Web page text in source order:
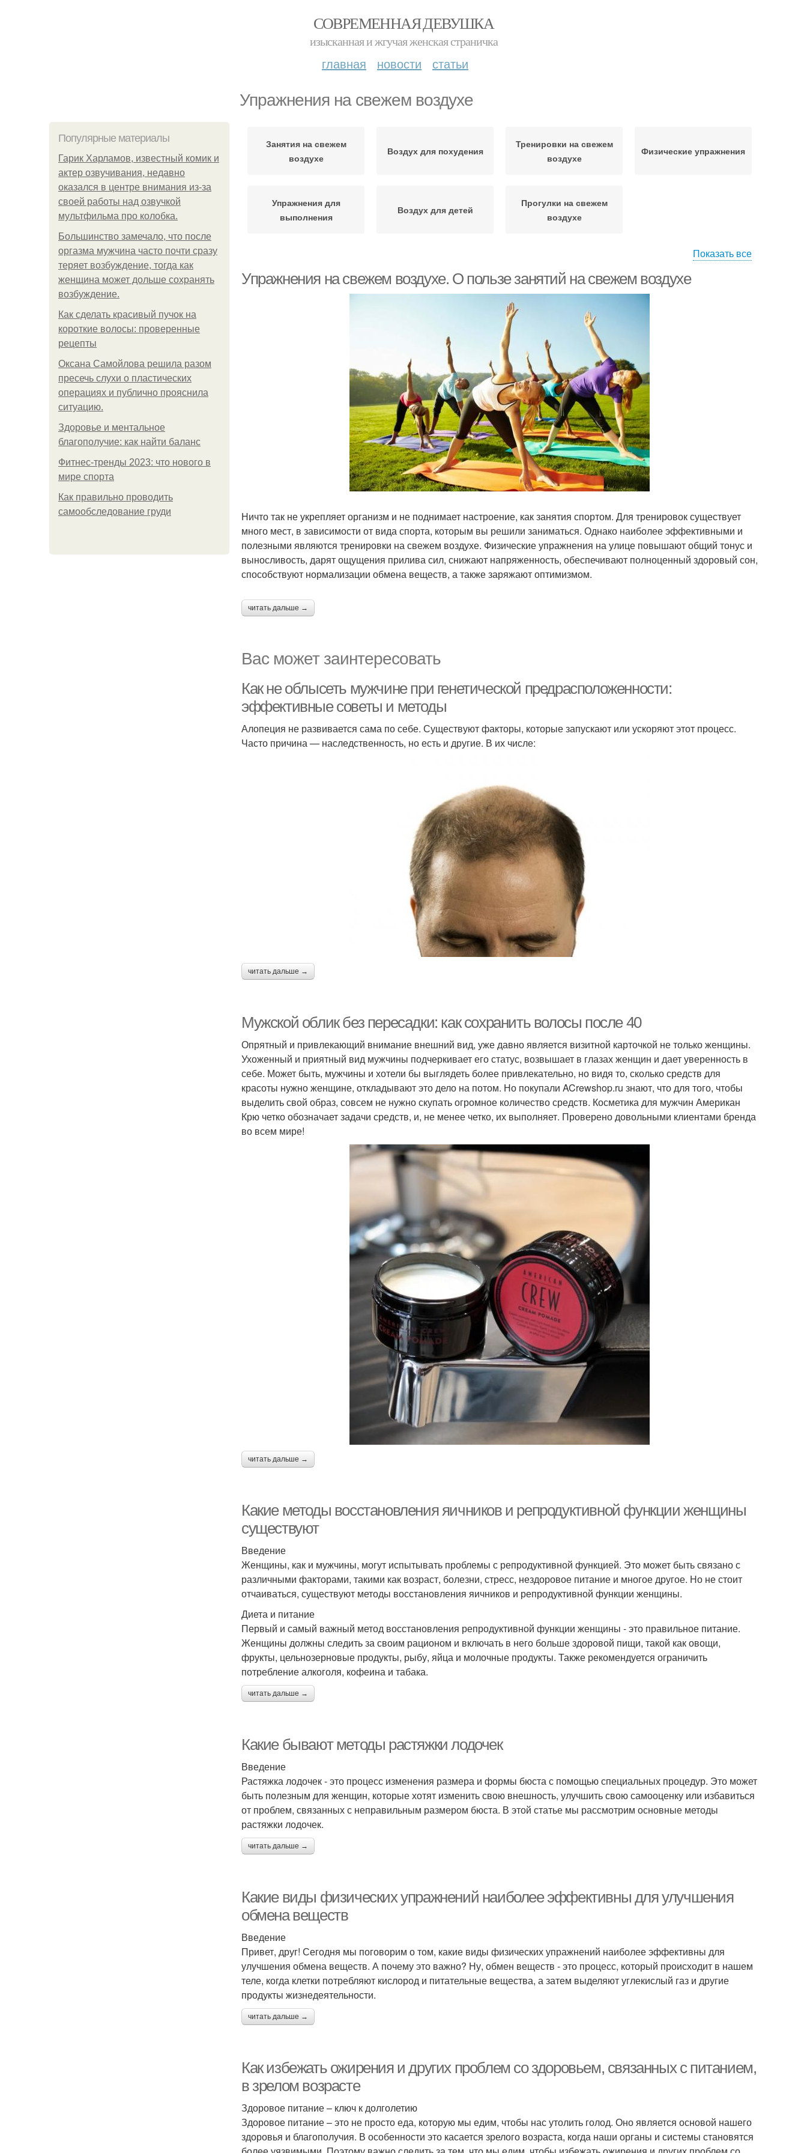
СОВРЕМЕННАЯ ДЕВУШКА
изысканная и жгучая женская страничка
главная новости статьи
Упражнения на свежем воздухе
Популярные материалы
Гарик Харламов, известный комик и
актер озвучивания, недавно
оказался в центре внимания из-за
своей работы над озвучкой
мультфильма про колобка.
Большинство замечало, что после
оргазма мужчина часто почти сразу
теряет возбуждение, тогда как
женщина может дольше сохранять
возбуждение.
Как сделать красивый пучок на
короткие волосы: проверенные
рецепты
Оксана Самойлова решила разом
пресечь слухи о пластических
операциях и публично прояснила
ситуацию.
Здоровье и ментальное
благополучие: как найти баланс
Фитнес-тренды 2023: что нового в
мире спорта
Как правильно проводить
самообследование груди
Занятия на свежем
воздухе
Воздух для похудения
Тренировки на свежем
воздухе
Физические упражнения
Упражнения для
выполнения
Воздух для детей
Прогулки на свежем
воздухе
Показать все
Упражнения на свежем воздухе. О пользе занятий на свежем воздухе
Ничто так не укрепляет организм и не поднимает настроение, как занятия спортом. Для тренировок существует
много мест, в зависимости от вида спорта, которым вы решили заниматься. Однако наиболее эффективными и
полезными являются тренировки на свежем воздухе. Физические упражнения на улице повышают общий тонус и
выносливость, дарят ощущения прилива сил, снижают напряженность, обеспечивают полноценный здоровый сон,
способствуют нормализации обмена веществ, а также заряжают оптимизмом.
читать дальше →
Вас может заинтересовать
Как не облысеть мужчине при генетической предрасположенности:
эффективные советы и методы
Алопеция не развивается сама по себе. Существуют факторы, которые запускают или ускоряют этот процесс.
Часто причина — наследственность, но есть и другие. В их числе:
читать дальше →
Мужской облик без пересадки: как сохранить волосы после 40
Опрятный и привлекающий внимание внешний вид, уже давно является визитной карточкой не только женщины.
Ухоженный и приятный вид мужчины подчеркивает его статус, возвышает в глазах женщин и дает уверенность в
себе. Может быть, мужчины и хотели бы выглядеть более привлекательно, но видя то, сколько средств для
красоты нужно женщине, откладывают это дело на потом. Но покупали ACrewshop.ru знают, что для того, чтобы
выделить свой образ, совсем не нужно скупать огромное количество средств. Косметика для мужчин Американ
Крю четко обозначает задачи средств, и, не менее четко, их выполняет. Проверено довольными клиентами бренда
во всем мире!
читать дальше →
Какие методы восстановления яичников и репродуктивной функции женщины
существуют
Введение
Женщины, как и мужчины, могут испытывать проблемы с репродуктивной функцией. Это может быть связано с
различными факторами, такими как возраст, болезни, стресс, нездоровое питание и многое другое. Но не стоит
отчаиваться, существуют методы восстановления яичников и репродуктивной функции женщины.
Диета и питание
Первый и самый важный метод восстановления репродуктивной функции женщины - это правильное питание.
Женщины должны следить за своим рационом и включать в него больше здоровой пищи, такой как овощи,
фрукты, цельнозерновые продукты, рыбу, яйца и молочные продукты. Также рекомендуется ограничить
потребление алкоголя, кофеина и табака.
читать дальше →
Какие бывают методы растяжки лодочек
Введение
Растяжка лодочек - это процесс изменения размера и формы бюста с помощью специальных процедур. Это может
быть полезным для женщин, которые хотят изменить свою внешность, улучшить свою самооценку или избавиться
от проблем, связанных с неправильным размером бюста. В этой статье мы рассмотрим основные методы
растяжки лодочек.
читать дальше →
Какие виды физических упражнений наиболее эффективны для улучшения
обмена веществ
Введение
Привет, друг! Сегодня мы поговорим о том, какие виды физических упражнений наиболее эффективны для
улучшения обмена веществ. А почему это важно? Ну, обмен веществ - это процесс, который происходит в нашем
теле, когда клетки потребляют кислород и питательные вещества, а затем выделяют углекислый газ и другие
продукты жизнедеятельности.
читать дальше →
Как избежать ожирения и других проблем со здоровьем, связанных с питанием,
в зрелом возрасте
Здоровое питание – ключ к долголетию
Здоровое питание – это не просто еда, которую мы едим, чтобы нас утолить голод. Оно является основой нашего
здоровья и благополучия. В особенности это касается зрелого возраста, когда наши органы и системы становятся